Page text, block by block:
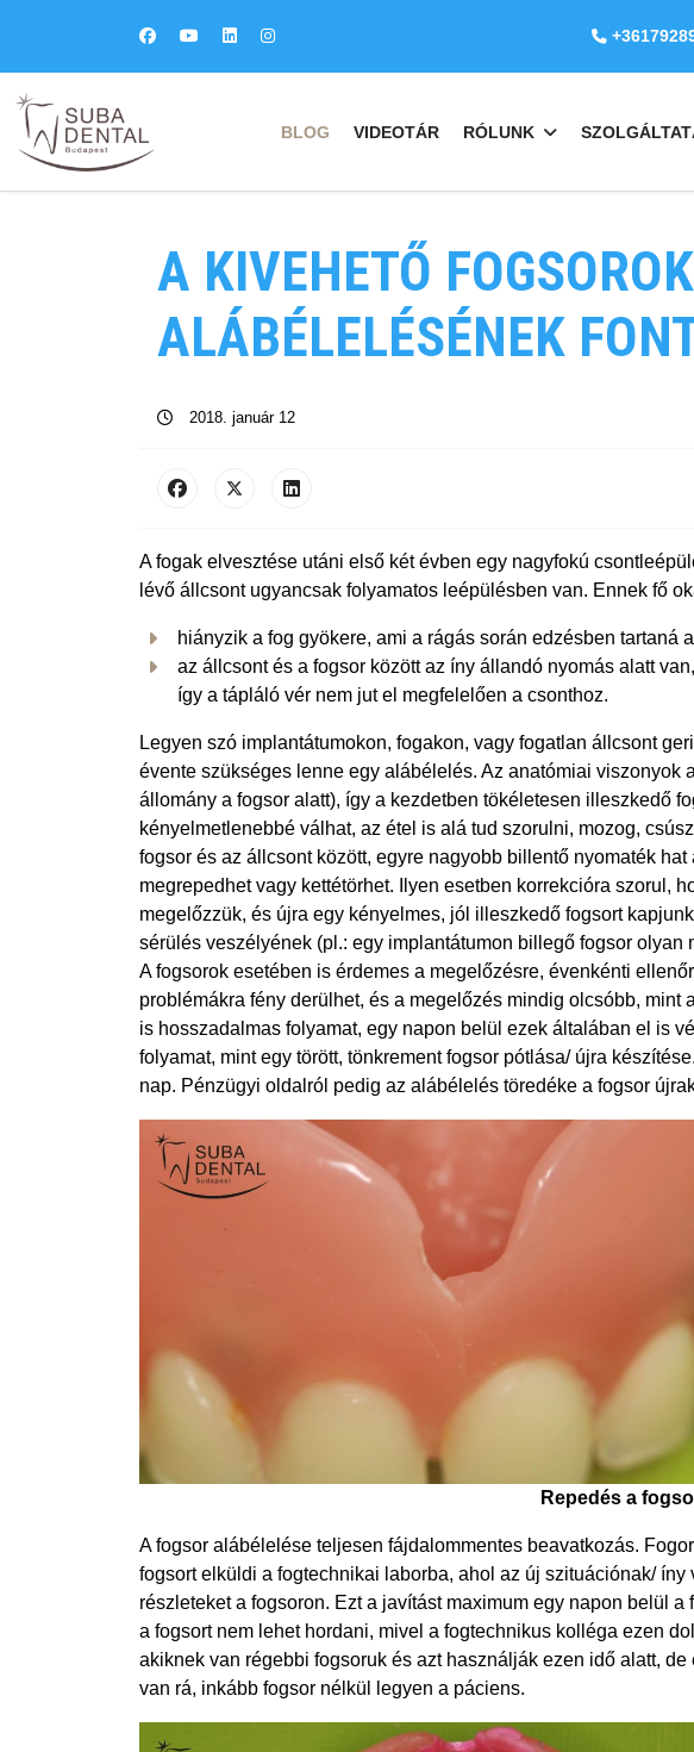
BLOG VIDEOTÁR RÓLUNK
A KIVEHETŐ FOGSOROK
ALÁBÉLELÉSÉNEK
2018. január 12
A fogak elvesztése utáni első két évben egy nagyfokú
lévő állcsont ugyancsak folyamatos leépülésben van. Ennek fő
hiányzik a fog gyökere, ami a rágás során edzésben tartaná
az állcsont és a fogsor között az íny állandó nyomás alatt
így a tápláló vér nem jut el megfelelően a csonthoz.
Legyen szó implantátumokon, fogakon, vagy fogatlan állcsont
évente szükséges lenne egy alábélelés. Az anatómiai viszonyok
állomány a fogsor alatt), így a kezdetben tökéletesen illeszkedő
kényelmetlenebbé válhat, az étel is alá tud szorulni, mozog,
fogsor és az állcsont között, egyre nagyobb billentő nyomaték
megrepedhet vagy kettétörhet. Ilyen esetben korrekcióra szorul,
megelőzzük, és újra egy kényelmes, jól illeszkedő fogsort
sérülés veszélyének (pl.: egy implantátumon billegő fogsor
A fogsorok esetében is érdemes a megelőzésre, évenkénti
problémákra fény derülhet, és a megelőzés mindig olcsóbb,
is hosszadalmas folyamat, egy napon belül ezek általában el is
folyamat, mint egy törött, tönkrement fogsor pótlása/ újra
nap. Pénzügyi oldalról pedig az alábélelés töredéke a fogsor
Repedés a
A fogsor alábélelése teljesen fájdalommentes beavatkozás.
fogsort elküldi a fogtechnikai laborba, ahol az új szituációnak/
részleteket a fogsoron. Ezt a javítást maximum egy napon belül
a fogsort nem lehet hordani, mivel a fogtechnikus kolléga ezen
akiknek van régebbi fogsoruk és azt használják ezen idő alatt,
van rá, inkább fogsor nélkül legyen a páciens.